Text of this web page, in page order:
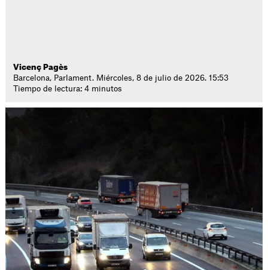
Vicenç Pagès
Barcelona, Parlament. Miércoles, 8 de julio de 2026. 15:53
Tiempo de lectura: 4 minutos